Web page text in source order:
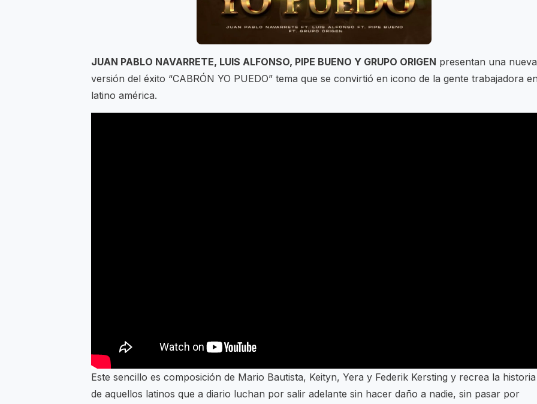
JUAN PABLO NAVARRETE, LUIS ALFONSO, PIPE BUENO Y GRUPO ORIGEN presentan una nueva
versión del éxito “CABRÓN YO PUEDO” tema que se convirtió en icono de la gente trabajadora en
latino américa.
Este sencillo es composición de Mario Bautista, Keityn, Yera y Federik Kersting y recrea la historia
de aquellos latinos que a diario luchan por salir adelante sin hacer daño a nadie, sin pasar por